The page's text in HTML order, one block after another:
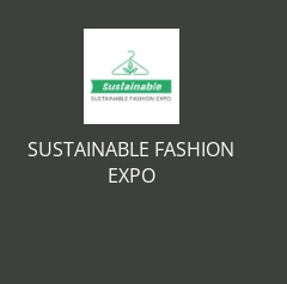
SUSTAINABLE FASHION
EXPO